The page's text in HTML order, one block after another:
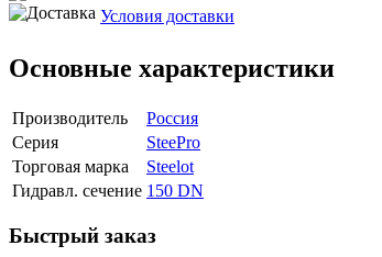
Условия доставки
Основные характеристики
Производитель
Россия
Серия
SteePro
Торговая марка
Steelot
Гидравл. сечение 150 DN
Быстрый заказ